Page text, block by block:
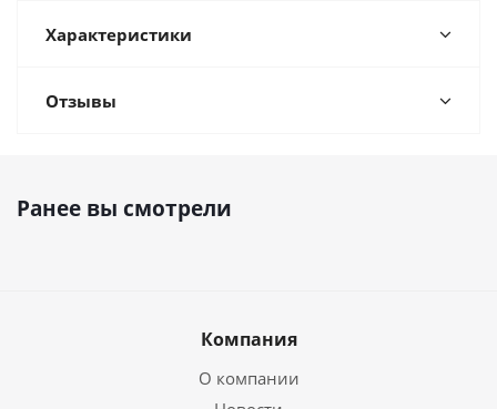
Характеристики
Отзывы
Ранее вы смотрели
Компания
О компании